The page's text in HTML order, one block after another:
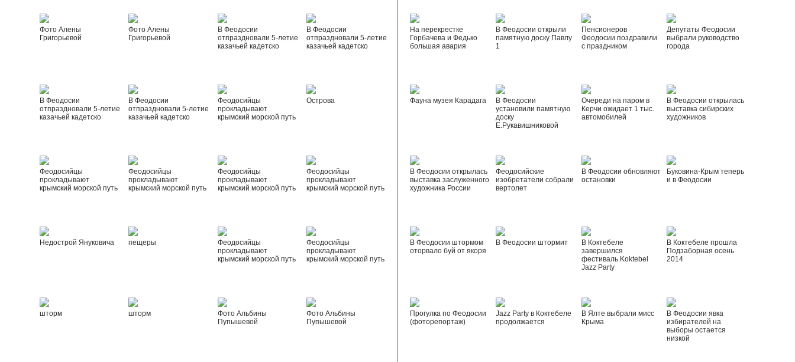
Фото Алены
Григорьевой
Фото Алены
Григорьевой
В Феодосии
отпраздновали 5-летие
казачьей кадетско
В Феодосии
отпраздновали 5-летие
казачьей кадетско
В Феодосии
отпраздновали 5-летие
казачьей кадетско
В Феодосии
отпраздновали 5-летие
казачьей кадетско
Феодосийцы
прокладывают
крымский морской путь
Острова
Феодосийцы
прокладывают
крымский морской путь
Феодосийцы
прокладывают
крымский морской путь
Феодосийцы
прокладывают
крымский морской путь
Феодосийцы
прокладывают
крымский морской путь
Недострой Януковича пещеры
Феодосийцы
прокладывают
крымский морской путь
Феодосийцы
прокладывают
крымский морской путь
шторм шторм
Фото Альбины
Пупышевой
Фото Альбины
Пупышевой
На перекрестке
Горбачева и Федько
большая авария
В Феодосии открыли
памятную доску Павлу
1
Пенсионеров
Феодосии поздравили
с праздником
Депутаты Феодосии
выбрали руководство
города
Фауна музея Карадага
В Феодосии
установили памятную
доску
Е.Рукавишниковой
Очереди на паром в
Керчи ожидает 1 тыс.
автомобилей
В Феодосии открылась
выставка сибирских
художников
В Феодосии открылась
выставка заслуженного
художника России
Феодосийские
изобретатели собрали
вертолет
В Феодосии обновляют
остановки
Буковина-Крым теперь
и в Феодосии
В Феодосии штормом
оторвало буй от якоря
В Феодосии штормит
В Коктебеле
завершился
фестиваль Koktebel
Jazz Party
В Коктебеле прошла
Подзаборная осень
2014
Прогулка по Феодосии
(фоторепортаж)
Jazz Party в Коктебеле
продолжается
В Ялте выбрали мисс
Крыма
В Феодосии явка
избирателей на
выборы остается
низкой